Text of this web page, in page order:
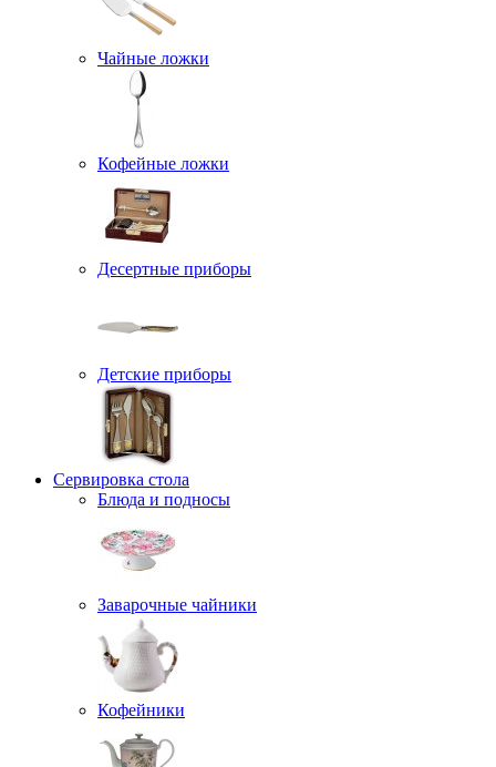
Чайные ложки
Кофейные ложки
Десертные приборы
Детские приборы
Сервировка стола
Блюда и подносы
Заварочные чайники
Кофейники